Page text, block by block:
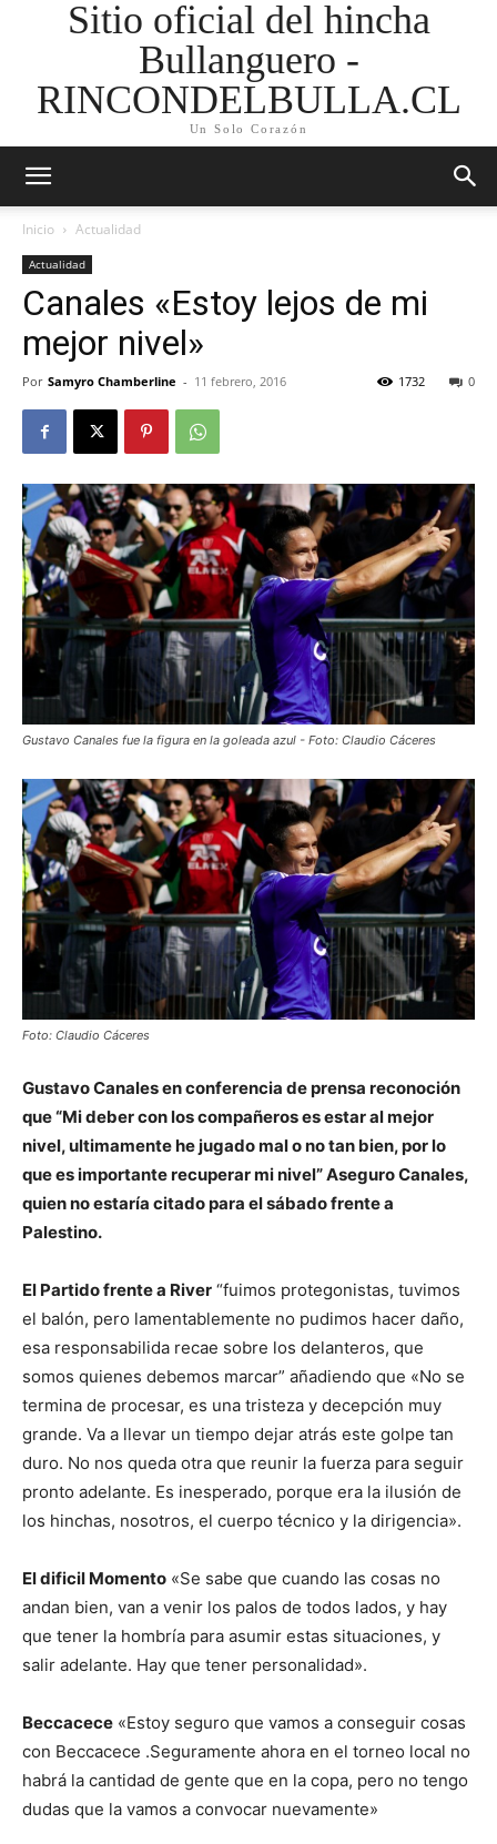
Sitio oficial del hincha
Bullanguero -
RINCONDELBULLA.CL
Un Solo Corazón
Inicio Actualidad
Actualidad
Canales «Estoy lejos de mi
mejor nivel»
Por Samyro Chamberline - 11 febrero, 2016 0
1732
Gustavo Canales fue la figura en la goleada azul - Foto: Claudio Cáceres
Foto: Claudio Cáceres
Gustavo Canales en conferencia de prensa reconoción
que “Mi deber con los compañeros es estar al mejor
nivel, ultimamente he jugado mal o no tan bien, por lo
que es importante recuperar mi nivel” Aseguro Canales,
quien no estaría citado para el sábado frente a
Palestino.
El Partido frente a River “fuimos protegonistas, tuvimos
el balón, pero lamentablemente no pudimos hacer daño,
esa responsabilida recae sobre los delanteros, que
somos quienes debemos marcar” añadiendo que «No se
termina de procesar, es una tristeza y decepción muy
grande. Va a llevar un tiempo dejar atrás este golpe tan
duro. No nos queda otra que reunir la fuerza para seguir
pronto adelante. Es inesperado, porque era la ilusión de
los hinchas, nosotros, el cuerpo técnico y la dirigencia».
El dificil Momento «Se sabe que cuando las cosas no
andan bien, van a venir los palos de todos lados, y hay
que tener la hombría para asumir estas situaciones, y
salir adelante. Hay que tener personalidad».
Beccacece «Estoy seguro que vamos a conseguir cosas
con Beccacece .Seguramente ahora en el torneo local no
habrá la cantidad de gente que en la copa, pero no tengo
dudas que la vamos a convocar nuevamente»